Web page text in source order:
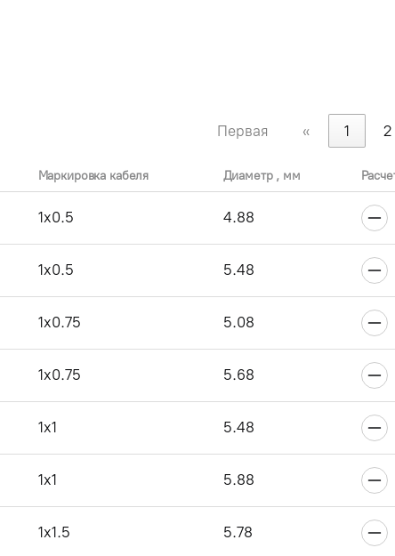
Первая « 1 2
Маркировка кабеля Диаметр , мм
1x0.5 4.88
1x0.5 5.48
1x0.75 5.08
1x0.75 5.68
1x1 5.48
1x1 5.88
1x1.5 5.78